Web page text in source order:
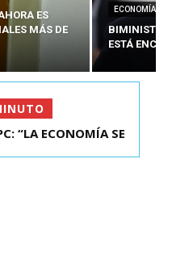
ES
MÁS DE
ECONOMÍA
BIMINISTRO
ESTÁ
ELECTO DE
“LA ECONOMÍA SE